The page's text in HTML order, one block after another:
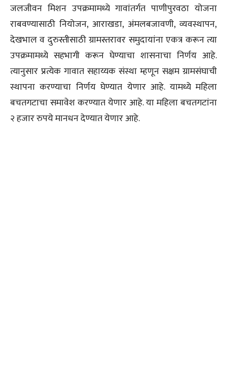
जलजीवन मिशन उपक्रमामध्ये गावांतर्गत पाणीपुरवठा योजना
राबवण्यासाठी नियोजन, आराखडा, अंमलबजावणी, व्यवस्थापन,
देखभाल व दुरुस्तीसाठी ग्रामस्तरावर समुदायांना एकत्र करून त्या
उपक्रमामध्ये सहभागी करून घेण्याचा शासनाचा निर्णय आहे.
त्यानुसार प्रत्येक गावात सहाय्यक संस्था म्हणून सक्षम ग्रामसंघाची
स्थापना करण्याचा निर्णय घेण्यात येणार आहे. यामध्ये महिला
बचतगटाचा समावेश करण्यात येणार आहे. या महिला बचतगटांना
२ हजार रुपये मानधन देण्यात येणार आहे.